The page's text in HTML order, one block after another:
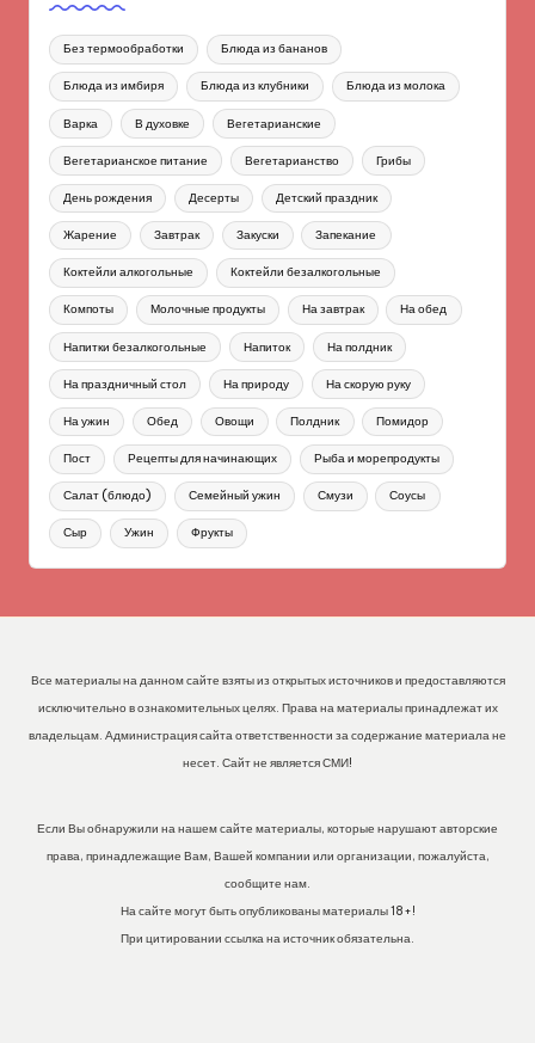
Без термообработки Блюда из бананов
Блюда из имбиря Блюда из клубники Блюда из молока
Варка В духовке Вегетарианские
Вегетарианское питание Вегетарианство Грибы
День рождения Десерты Детский праздник
Жарение Завтрак Закуски Запекание
Коктейли алкогольные Коктейли безалкогольные
Компоты Молочные продукты На завтрак На обед
Напитки безалкогольные Напиток На полдник
На праздничный стол На природу На скорую руку
На ужин Обед Овощи Полдник Помидор
Пост Рецепты для начинающих Рыба и морепродукты
Салат (блюдо) Семейный ужин Смузи Соусы
Сыр Ужин Фрукты
Все материалы на данном сайте взяты из открытых источников и предоставляются
исключительно в ознакомительных целях. Права на материалы принадлежат их
владельцам. Администрация сайта ответственности за содержание материала не
несет. Сайт не является СМИ!
Если Вы обнаружили на нашем сайте материалы, которые нарушают авторские
права, принадлежащие Вам, Вашей компании или организации, пожалуйста,
сообщите нам.
На сайте могут быть опубликованы материалы 18+!
При цитировании ссылка на источник обязательна.